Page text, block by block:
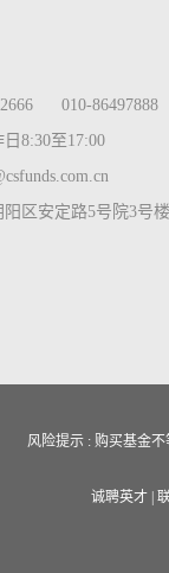
2666 010-86497888
8:30至17:00
区安定路5号院3号
风险提示 : 购买基金
诚聘英才